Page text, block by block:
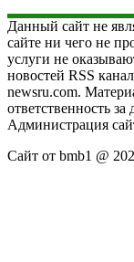
Данный сайт не
сайте ни чего не
услуги не
новостей RSS
newsru.com.
ответственность
Администрация
Сайт от bmb1 @